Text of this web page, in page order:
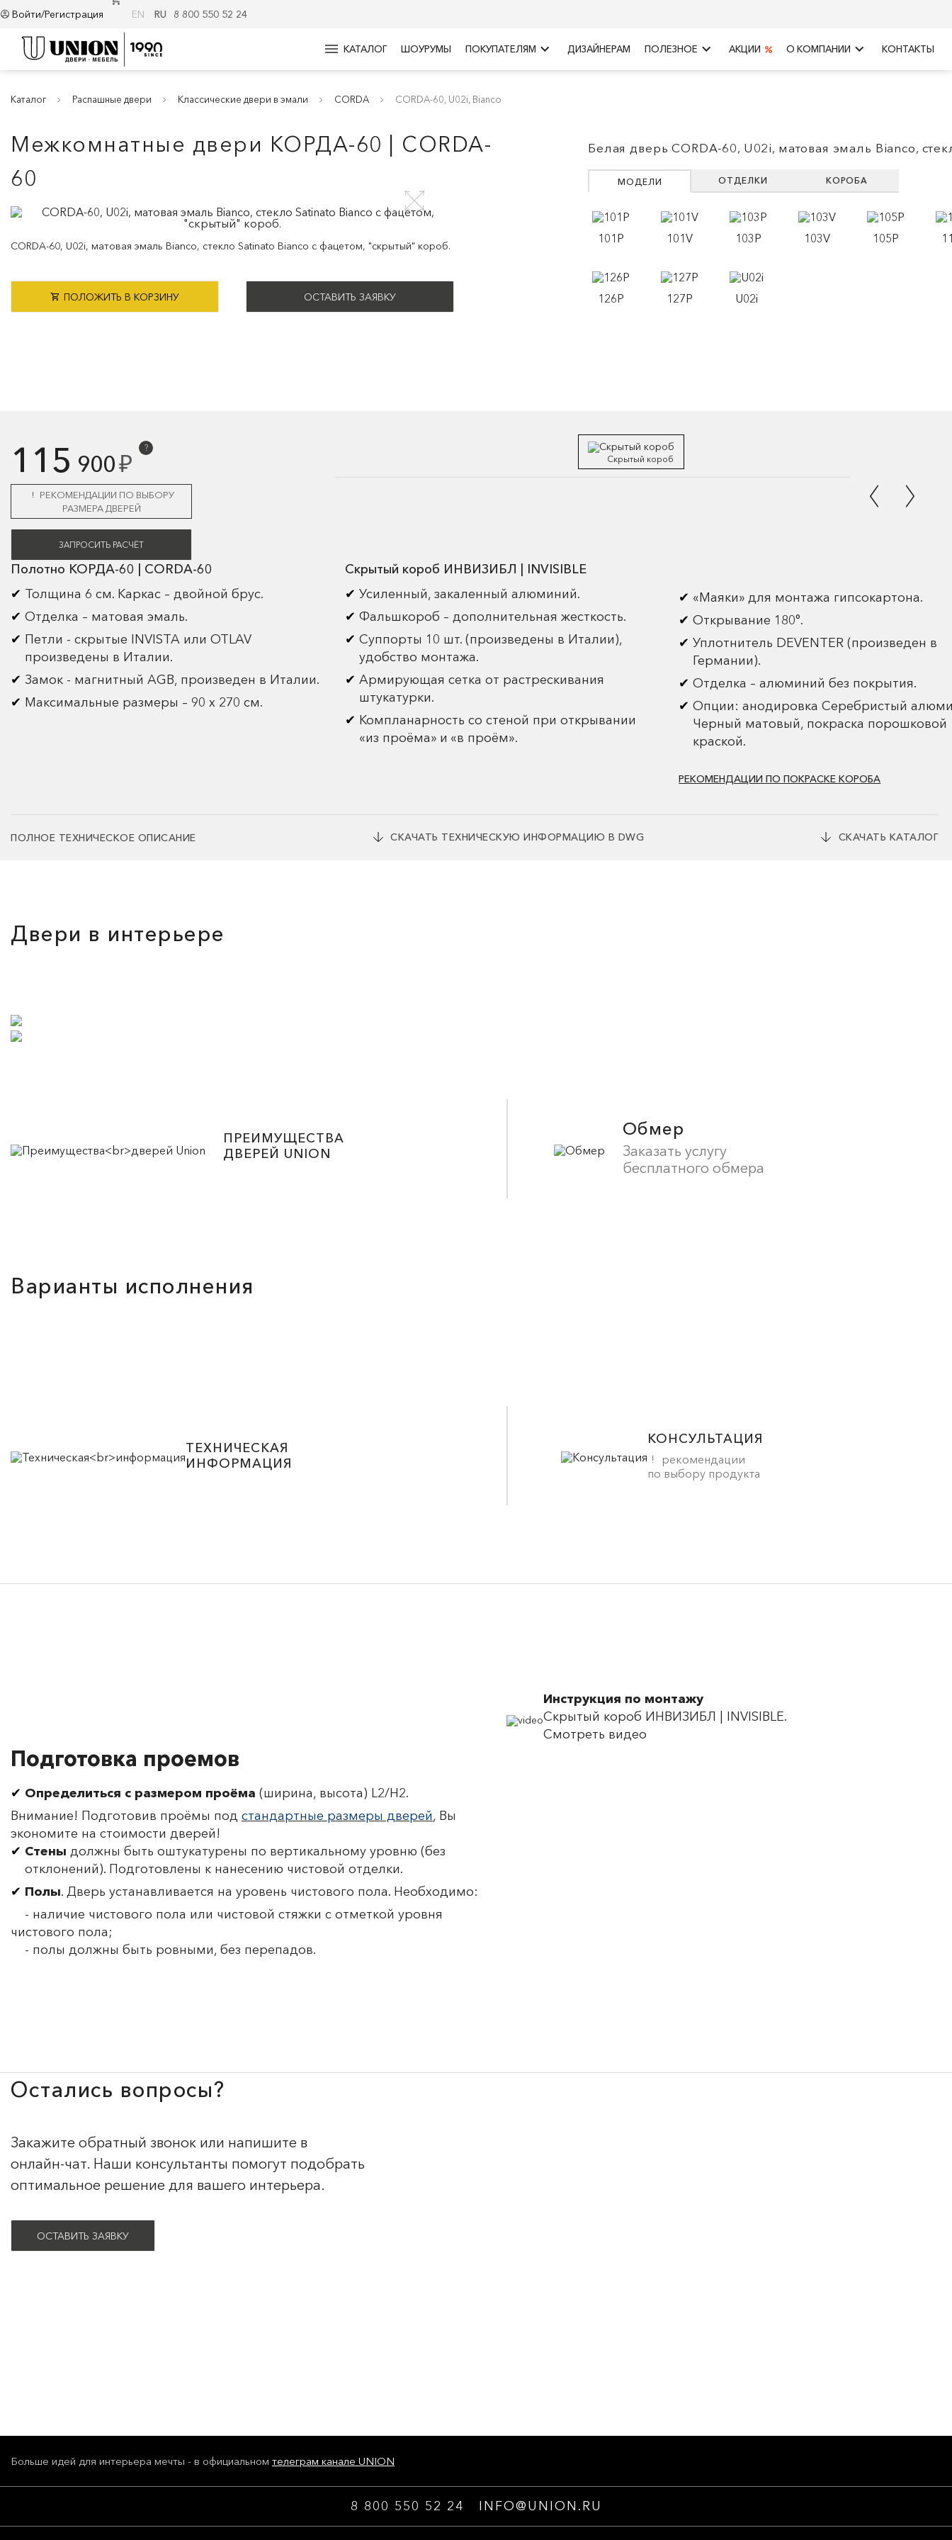
Войти/Регистрация EN RU 8 800 550 52 24
menu КАТАЛОГ ШОУРУМЫ ПОКУПАТЕЛЯМ keyboard_arrow_right ДИЗАЙНЕРАМ ПОЛЕЗНОЕ keyboard_arrow_right АКЦИИ О КОМПАНИИ keyboard_arrow_right КОНТАКТЫ
Каталог Распашные двери Классические двери в эмали CORDA CORDA-60, U02i, Bianco
Межкомнатные двери КОРДА-60 | CORDA-
60
CORDA-60, U02i, матовая эмаль Bianco, стекло Satinato Bianco с фацетом, "скрытый" короб.
ПОЛОЖИТЬ В КОРЗИНУ ОСТАВИТЬ ЗАЯВКУ
Белая дверь CORDA-60, U02i, матовая эмаль Bianco,
МОДЕЛИ ОТДЕЛКИ КОРОБА
101P 101V 103P 103V 105P
126P 127P U02i
115 900₽
?
РЕКОМЕНДАЦИИ ПО ВЫБОРУ
РАЗМЕРА ДВЕРЕЙ
ЗАПРОСИТЬ РАСЧЁТ
Скрытый короб
Полотно КОРДА-60 | CORDA-60
Толщина 6 см. Каркас – двойной брус.
Отделка – матовая эмаль.
Петли - скрытые INVISTA или OTLAV
произведены в Италии.
Замок - магнитный AGB, произведен в Италии.
Максимальные размеры – 90 х 270 см.
Скрытый короб ИНВИЗИБЛ | INVISIBLE
Усиленный, закаленный алюминий.
Фальшкороб – дополнительная жесткость.
Суппорты 10 шт. (произведены в Италии),
удобство монтажа.
Армирующая сетка от растрескивания
штукатурки.
Компланарность со стеной при открывании
«из проёма» и «в проём».
«Маяки» для монтажа гипсокартона.
Открывание 180°.
Уплотнитель DEVENTER (произведен в
Германии).
Отделка – алюминий без покрытия.
Опции: анодировка Серебристый
Черный матовый, покраска порошковой
краской.
РЕКОМЕНДАЦИИ ПО ПОКРАСКЕ КОРОБА
ПОЛНОЕ ТЕХНИЧЕСКОЕ ОПИСАНИЕ СКАЧАТЬ ТЕХНИЧЕСКУЮ ИНФОРМАЦИЮ В DWG СКАЧАТЬ КАТАЛОГ
Двери в интерьере
ПРЕИМУЩЕСТВА
ДВЕРЕЙ UNION
Обмер
Заказать услугу
бесплатного обмера
Варианты исполнения
ТЕХНИЧЕСКАЯ
ИНФОРМАЦИЯ
КОНСУЛЬТАЦИЯ
рекомендации
по выбору продукта
Подготовка проемов
Определиться с размером проёма (ширина, высота) L2/H2.
Внимание! Подготовив проёмы под стандартные размеры дверей, Вы
экономите на стоимости дверей!
Стены должны быть оштукатурены по вертикальному уровню (без
отклонений). Подготовлены к нанесению чистовой отделки.
Полы. Дверь устанавливается на уровень чистового пола. Необходимо:
- наличие чистового пола или чистовой стяжки с отметкой уровня
чистового пола;
- полы должны быть ровными, без перепадов.
Инструкция по монтажу
Скрытый короб ИНВИЗИБЛ | INVISIBLE.
Смотреть видео
Остались вопросы?
Закажите обратный звонок или напишите в
онлайн-чат. Наши консультанты помогут подобрать
оптимальное решение для вашего интерьера.
ОСТАВИТЬ ЗАЯВКУ
Больше идей для интерьера мечты - в официальном телеграм канале UNION
8 800 550 52 24 INFO@UNION.RU